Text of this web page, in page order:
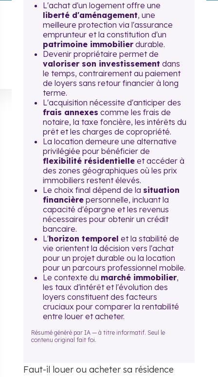
L'achat d'un logement offre une
liberté d'aménagement, une
meilleure protection via l'assurance
emprunteur et la constitution d'un
patrimoine immobilier durable.
Devenir propriétaire permet de
valoriser son investissement dans
le temps, contrairement au paiement
de loyers sans retour financier à long
terme.
L'acquisition nécessite d'anticiper des
frais annexes comme les frais de
notaire, la taxe foncière, les intérêts du
prêt et les charges de copropriété.
La location demeure une alternative
privilégiée pour bénéficier de
flexibilité résidentielle et accéder à
des zones géographiques où les prix
immobiliers restent élevés.
Le choix final dépend de la situation
financière personnelle, incluant la
capacité d'épargne et les revenus
nécessaires pour obtenir un crédit
bancaire.
L'horizon temporel et la stabilité de
vie orientent la décision vers l'achat
pour un projet durable ou la location
pour un parcours professionnel mobile.
Le contexte du marché immobilier,
les taux d'intérêt et l'évolution des
loyers constituent des facteurs
cruciaux pour comparer la rentabilité
entre louer et acheter.
Résumé généré par IA — à titre informatif. Seul le
contenu original fait foi.
Faut-il louer ou acheter sa résidence